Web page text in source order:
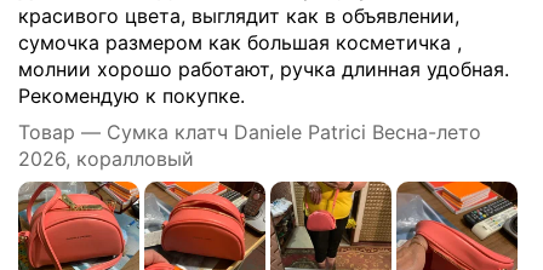
красивого цвета, выглядит как в объявлении,
сумочка размером как большая косметичка ,
молнии хорошо работают, ручка длинная удобная.
Рекомендую к покупке.
Товар — Сумка клатч Daniele Patrici Весна-лето
2026, коралловый